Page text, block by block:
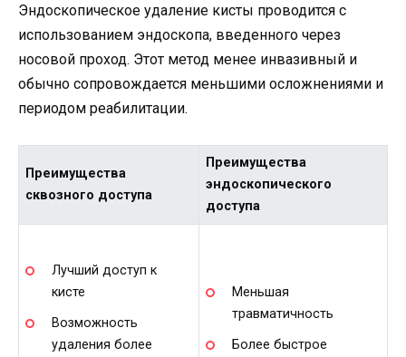
Эндоскопическое удаление кисты проводится с
использованием эндоскопа, введенного через
носовой проход. Этот метод менее инвазивный и
обычно сопровождается меньшими осложнениями и
периодом реабилитации.
Преимущества
сквозного доступа
Преимущества
эндоскопического
доступа
Лучший доступ к
кисте
Возможность
удаления более
Меньшая
травматичность
Более быстрое